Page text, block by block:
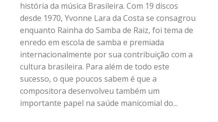
história da música Brasileira. Com 19 discos
desde 1970, Yvonne Lara da Costa se consagrou
enquanto Rainha do Samba de Raiz, foi tema de
enredo em escola de samba e premiada
internacionalmente por sua contribuição com a
cultura brasileira. Para além de todo este
sucesso, o que poucos sabem é que a
compositora desenvolveu também um
importante papel na saúde manicomial do...